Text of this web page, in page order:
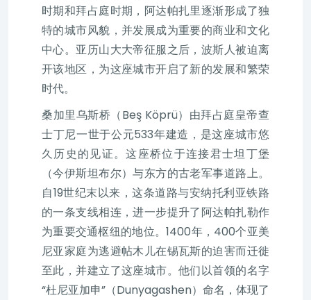
时期和拜占庭时期，阿达帕扎里逐渐形成了独
特的城市风貌，并发展成为重要的商业和文化
中心。亚历山大大帝征服之后，波斯人被迫离
开该地区，为这座城市开启了新的发展和繁荣
时代。
桑加里乌斯桥（Beş Köprü）由拜占庭皇帝查
士丁尼一世于公元533年建造，是这座城市悠
久历史的见证。这座桥位于连接君士坦丁堡
（今伊斯坦布尔）与东方的古老军事道路上。
自19世纪末以来，这条道路与安纳托利亚铁路
的一条支线相连，进一步提升了阿达帕扎勒作
为重要交通枢纽的地位。1400年，400个亚美
尼亚家庭为逃避帖木儿在锡瓦斯的迫害而迁徙
至此，并建立了这座城市。他们以首领的名字
“杜尼亚加申”（Dunyagashen）命名，体现了